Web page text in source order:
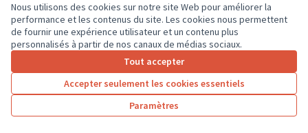
Nous utilisons des cookies sur notre site Web pour améliorer la
performance et les contenus du site. Les cookies nous permettent
de fournir une expérience utilisateur et un contenu plus
personnalisés à partir de nos canaux de médias sociaux.
Tout accepter
Accepter seulement les cookies essentiels
Paramètres
Aménagement d'un skate-park en
accès libre
vote
Philippot THIERRY
0 1